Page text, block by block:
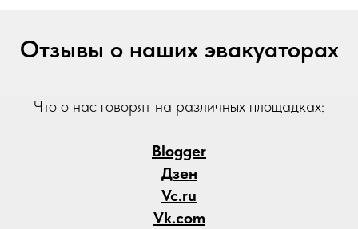
Отзывы о наших эвакуаторах
Что о нас говорят на различных площадках:
Blogger
Дзен
Vc.ru
Vk.com